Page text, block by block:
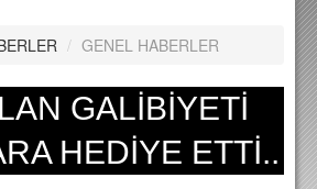
/ GENEL HABERLER
GALİBİYETİ
HEDİYE ETTİ..